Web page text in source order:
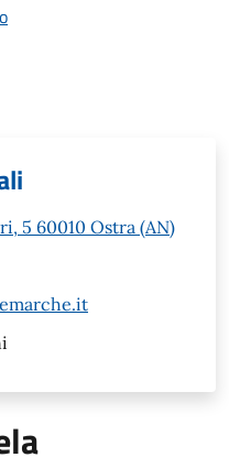
5 60010 Ostra (AN)